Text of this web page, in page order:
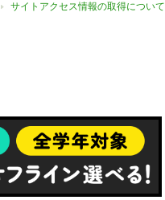
サイトアクセス情報の取得について